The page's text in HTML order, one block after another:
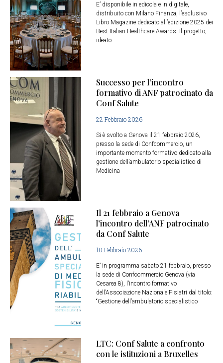
E’ disponibile in edicola e in digitale,
distribuito con Milano Finanza, l’esclusivo
Libro Magazine dedicato all’edizione 2025 dei
Best Italian Healthcare Awards. Il progetto,
ideato
Successo per l’incontro
formativo di ANF patrocinato da
Conf Salute
22 Febbraio 2026
Si è svolto a Genova il 21 febbraio 2026,
presso la sede di Confcommercio, un
importante momento formativo dedicato alla
gestione dell’ambulatorio specialistico di
Medicina
Il 21 febbraio a Genova
l’incontro dell’ANF patrocinato
da Conf Salute
10 Febbraio 2026
E’ in programma sabato 21 febbraio, presso
la sede di Confcommercio Genova (via
Cesarea 8), l’incontro formativo
dell’Associazione Nazionale Fisiatri dal titolo:
“Gestione dell’ambulatorio specialistico
LTC: Conf Salute a confronto
con le istituzioni a Bruxelles